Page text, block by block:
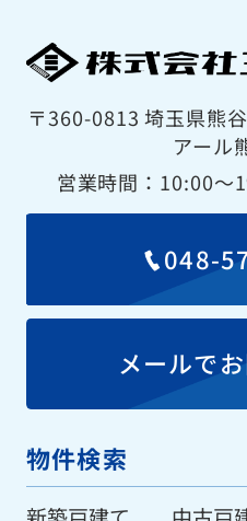
〒360-0813 埼玉県熊
アール
営業時間：10:00〜
048-
メールで
物件検索